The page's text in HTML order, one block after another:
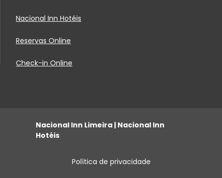
Nacional Inn Hotéis
Reservas Online
Check-in Online
Nacional Inn Limeira | Nacional Inn
Hotéis
Política de privacidade